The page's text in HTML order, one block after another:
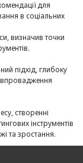
для
в соціальних
визначив точки
підхід, глибоку
впровадження
створенні
інструментів
та зростання.